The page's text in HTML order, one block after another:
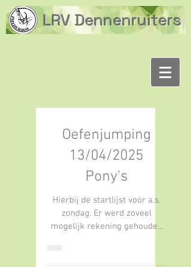
LRV Dennenruiters
Oefenjumping
13/04/2025
Pony's
Hierbij de startlijst voor a.s.
zondag. Er werd zoveel
mogelijk rekening gehouden